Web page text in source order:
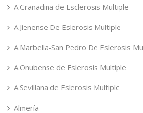
A.Granadina de Esclerosis Multiple
A.Jienense De Eslerosis Multiple
A.Marbella-San Pedro De Eslerosis
A.Onubense de Eslerosis Multiple
A.Sevillana de Eslerosis Multiple
Almería